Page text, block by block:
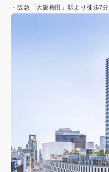
・阪急「大阪梅田」駅より徒歩7分